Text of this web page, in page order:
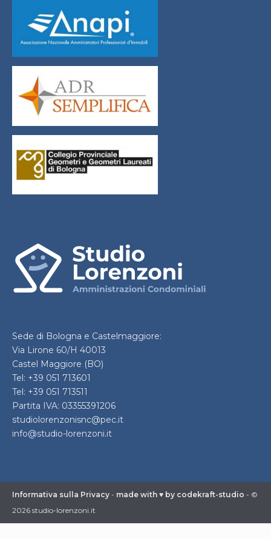
Sede di Bologna e Castelmaggiore:
Via Lirone 60/H 40013
Castel Maggiore (BO)
Tel: +39 051 713601
Tel: +39 051 713511
Partita IVA: 03355391206
studiolorenzonisnc@pec.it
info@studio-lorenzoni.it
Informativa sulla Privacy - made with ♥ by codekraft-studio - ©
2026 studio-lorenzoni.it